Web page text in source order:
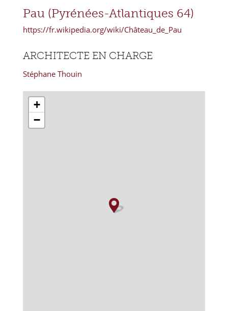
Pau (Pyrénées-Atlantiques 64)
https://fr.wikipedia.org/wiki/Château_de_Pau
ARCHITECTE EN CHARGE
Stéphane Thouin
+
−